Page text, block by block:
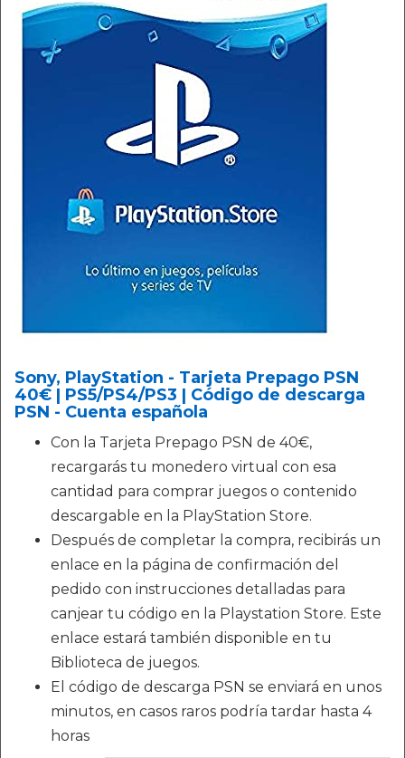
Sony, PlayStation - Tarjeta Prepago PSN
40€ | PS5/PS4/PS3 | Código de descarga
PSN - Cuenta española
Con la Tarjeta Prepago PSN de 40€,
recargarás tu monedero virtual con esa
cantidad para comprar juegos o contenido
descargable en la PlayStation Store.
Después de completar la compra, recibirás un
enlace en la página de confirmación del
pedido con instrucciones detalladas para
canjear tu código en la Playstation Store. Este
enlace estará también disponible en tu
Biblioteca de juegos.
El código de descarga PSN se enviará en unos
minutos, en casos raros podría tardar hasta 4
horas